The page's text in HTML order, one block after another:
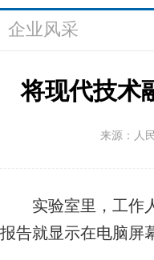
企业风采
将现代技术
来源：人
实验室里，工作人
报告就显示在电脑屏